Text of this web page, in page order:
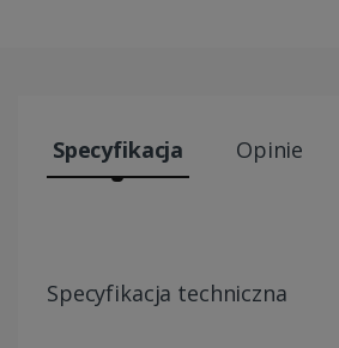
Specyfikacja Opinie
Specyfikacja techniczna